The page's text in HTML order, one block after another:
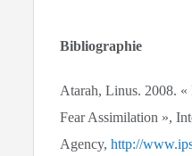
Bibliographie
Atarah, Linus. 2008. «
Fear Assimilation »,
Agency,http://